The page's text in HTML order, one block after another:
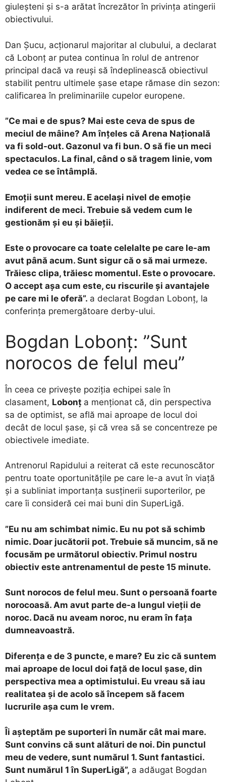
giuleșteni și s-a arătat încrezător în privința atingerii
obiectivului.
Dan Șucu, acționarul majoritar al clubului, a declarat
că Lobonț ar putea continua în rolul de antrenor
principal dacă va reuși să îndeplinească obiectivul
stabilit pentru ultimele șase etape rămase din sezon:
calificarea în preliminariile cupelor europene.
”Ce mai e de spus? Mai este ceva de spus de
meciul de mâine? Am înțeles că Arena Națională
va fi sold-out. Gazonul va fi bun. O să fie un meci
spectaculos. La final, când o să tragem linie, vom
vedea ce se întâmplă.
Emoții sunt mereu. E același nivel de emoție
indiferent de meci. Trebuie să vedem cum le
gestionăm și eu și băieții.
Este o provocare ca toate celelalte pe care le-am
avut până acum. Sunt sigur că o să mai urmeze.
Trăiesc clipa, trăiesc momentul. Este o provocare.
O accept așa cum este, cu riscurile și avantajele
pe care mi le oferă”. a declarat Bogdan Lobonț, la
conferința premergătoare derby-ului.
Bogdan Lobonț: ”Sunt
norocos de felul meu”
În ceea ce privește poziția echipei sale în
clasament, Lobonț a menționat că, din perspectiva
sa de optimist, se află mai aproape de locul doi
decât de locul șase, și că vrea să se concentreze pe
obiectivele imediate.
Antrenorul Rapidului a reiterat că este recunoscător
pentru toate oportunitățile pe care le-a avut în viață
și a subliniat importanța susținerii suporterilor, pe
care îi consideră cei mai buni din SuperLigă.
”Eu nu am schimbat nimic. Eu nu pot să schimb
nimic. Doar jucătorii pot. Trebuie să muncim, să ne
focusăm pe următorul obiectiv. Primul nostru
obiectiv este antrenamentul de peste 15 minute.
Sunt norocos de felul meu. Sunt o persoană foarte
norocoasă. Am avut parte de-a lungul vieții de
noroc. Dacă nu aveam noroc, nu eram în fața
dumneavoastră.
Diferența e de 3 puncte, e mare? Eu zic că suntem
mai aproape de locul doi față de locul șase, din
perspectiva mea a optimistului. Eu vreau să iau
realitatea și de acolo să începem să facem
lucrurile așa cum le vrem.
Îi așteptăm pe suporteri în număr cât mai mare.
Sunt convins că sunt alături de noi. Din punctul
meu de vedere, sunt numărul 1. Sunt fantastici.
Sunt numărul 1 în SuperLigă”, a adăugat Bogdan